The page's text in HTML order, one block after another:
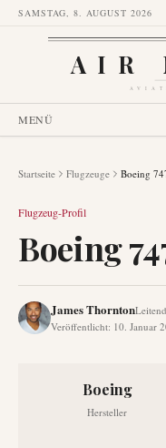
SAMSTAG, 8. AUGUST 2026
AIR
MENÜ
Startseite Flugzeuge Boeing
Flugzeug-Profil
Boeing
James Thornton
Veröffentlicht: 10. Januar
Boeing
Hersteller